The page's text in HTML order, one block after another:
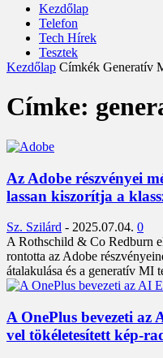
Kezdőlap
Telefon
Tech Hírek
Tesztek
Kezdőlap Címkék Generatív
Címke:
Az Adobe részvényei
lassan kiszorítja a
Sz. Szilárd - 2025.07.04. 0
A Rothschild & Co Redburn
rontotta az Adobe
átalakulása és a generatív MI
A OnePlus bevezeti
vel tökéletesített kép-